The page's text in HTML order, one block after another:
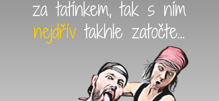
za tatínkem, tak s ním
nejdřívtakhle zatočte...